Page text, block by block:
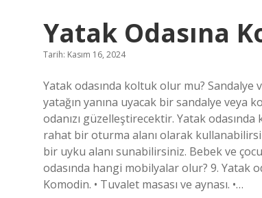
Yatak Odasına
Tarih: Kasım 16, 2024
Yatak odasında koltuk olur mu? Sandalye
yatağın yanına uyacak bir sandalye veya
odanızı güzelleştirecektir. Yatak
rahat bir oturma alanı olarak
bir uyku alanı sunabilirsiniz. Bebek ve
odasında hangi mobilyalar olur? 9. Yatak
Komodin. • Tuvalet masası ve aynası. •…